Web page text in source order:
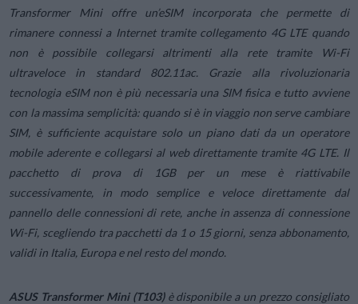
Transformer Mini offre un’eSIM incorporata che permette di
rimanere connessi a Internet tramite collegamento 4G LTE quando
non è possibile collegarsi altrimenti alla rete tramite Wi-Fi
ultraveloce in standard 802.11ac. Grazie alla rivoluzionaria
tecnologia eSIM non è più necessaria una SIM fisica e tutto avviene
con la massima semplicità: quando si è in viaggio non serve cambiare
SIM, è sufficiente acquistare solo un piano dati da un operatore
mobile aderente e collegarsi al web direttamente tramite 4G LTE. Il
pacchetto di prova di 1GB per un mese è riattivabile
successivamente, in modo semplice e veloce direttamente dal
pannello delle connessioni di rete, anche in assenza di connessione
Wi-Fi, scegliendo tra pacchetti da 1 o 15 giorni, senza abbonamento,
validi in Italia, Europa e nel resto del mondo.
ASUS Transformer Mini (T103)è disponibile a un prezzo consigliato